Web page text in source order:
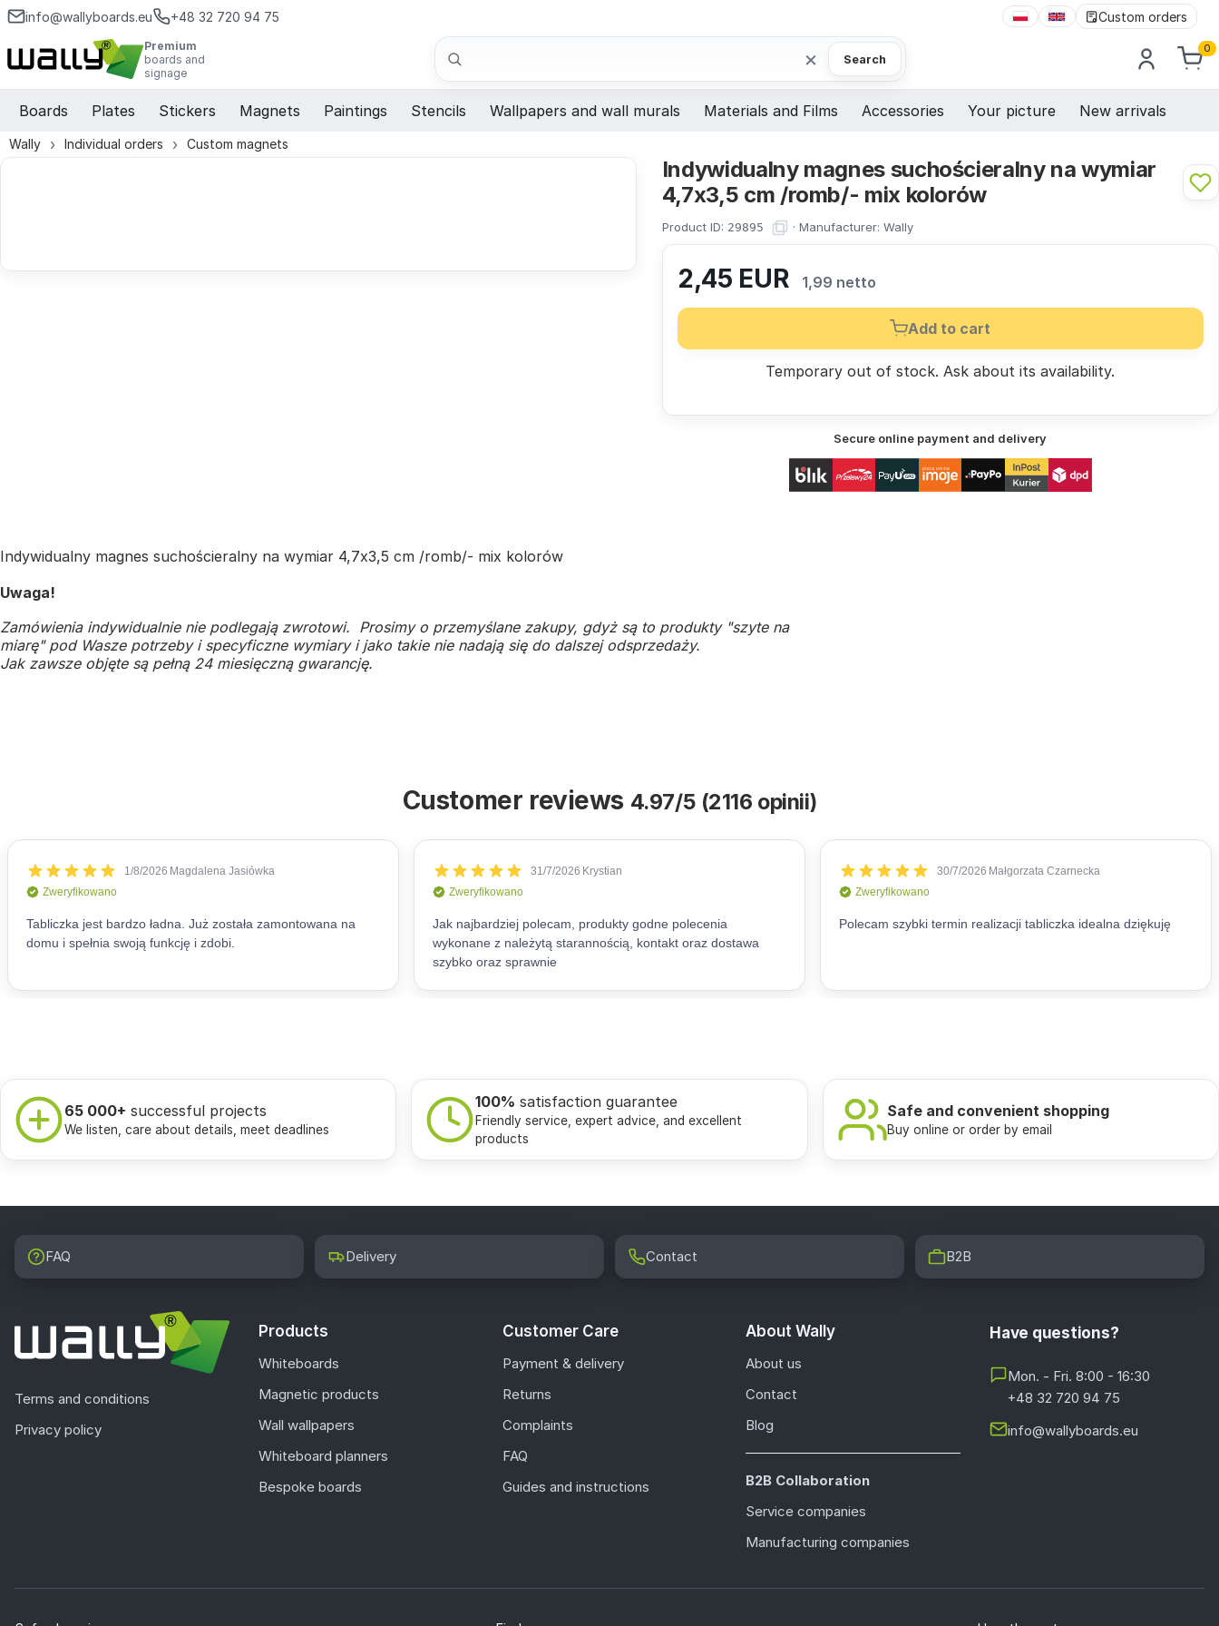
info@wallyboards.eu +48 32 720 94 75 Custom orders
Premium
boards and
signage
Search × Search
0
Boards Plates Stickers Magnets Paintings Stencils Wallpapers and wall murals Materials and Films Accessories Your picture New arrivals
Wally Individual orders Custom magnets
Indywidualny magnes suchościeralny na wymiar
4,7x3,5 cm /romb/- mix kolorów
Product ID: 29895 · Manufacturer: Wally
2,45 EUR 1,99 netto
Add to cart
Temporary out of stock. Ask about its availability.
Secure online payment and delivery
Indywidualny magnes suchościeralny na wymiar 4,7x3,5 cm /romb/- mix kolorów
Uwaga!
Zamówienia indywidualnie nie podlegają zwrotowi. Prosimy o przemyślane zakupy, gdyż są to produkty "szyte na
miarę" pod Wasze potrzeby i specyficzne wymiary i jako takie nie nadają się do dalszej odsprzedaży.
Jak zawsze objęte są pełną 24 miesięczną gwarancję.
Customer reviews 4.97/5 (2116 opinii)
65 000+ successful projects
We listen, care about details, meet deadlines
100% satisfaction guarantee
Friendly service, expert advice, and excellent
products
Safe and convenient shopping
Buy online or order by email
FAQ Delivery Contact B2B
Terms and conditions
Privacy policy
Products
Whiteboards
Magnetic products
Wall wallpapers
Whiteboard planners
Bespoke boards
Customer Care
Payment & delivery
Returns
Complaints
FAQ
Guides and instructions
About Wally
About us
Contact
Blog
B2B Collaboration
Service companies
Manufacturing companies
Have questions?
Mon. - Fri. 8:00 - 16:30
+48 32 720 94 75
info@wallyboards.eu